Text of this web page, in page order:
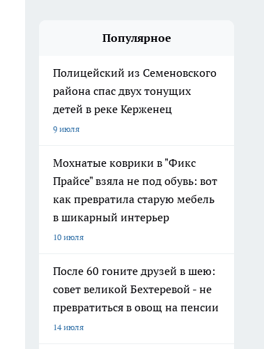
Популярное
Полицейский из Семеновского
района спас двух тонущих
детей в реке Керженец
9 июля
Мохнатые коврики в "Фикс
Прайсе" взяла не под обувь: вот
как превратила старую мебель
в шикарный интерьер
10 июля
После 60 гоните друзей в шею:
совет великой Бехтеревой - не
превратиться в овощ на пенсии
14 июля